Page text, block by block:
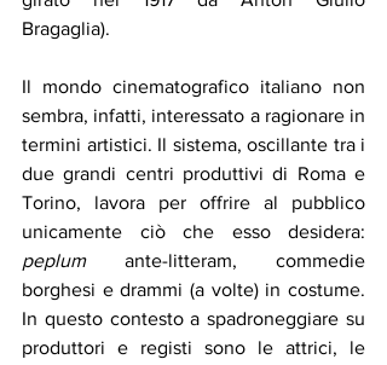
Bragaglia).
Il mondo cinematografico italiano non
sembra, infatti, interessato a ragionare in
termini artistici. Il sistema, oscillante tra i
due grandi centri produttivi di Roma e
Torino, lavora per offrire al pubblico
peplum ante-litteram, commedie
borghesi e drammi (a volte) in costume.
In questo contesto a spadroneggiare su
produttori e registi sono le attrici, le